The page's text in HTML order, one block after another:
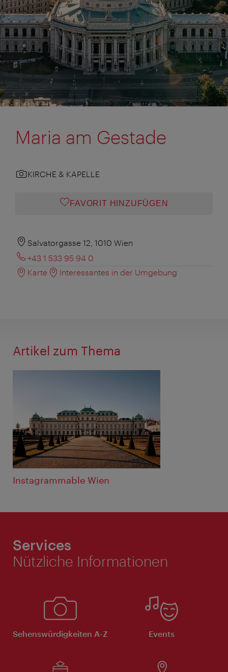
Maria am Gestade
KIRCHE & KAPELLE
FAVORIT HINZUFÜGEN
Salvatorgasse 12, 1010 Wien
+43 1 533 95 94 0
Karte
Interessantes in der Umgebung
Artikel zum Thema
Instagrammable Wien
Services
Nützliche Informationen
Sehenswürdigkeiten A-Z Events